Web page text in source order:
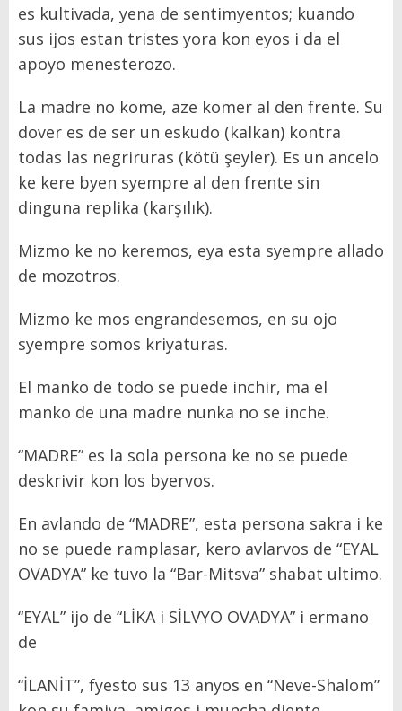
es kultivada, yena de sentimyentos; kuando
sus ijos estan tristes yora kon eyos i da el
apoyo menesterozo.
La madre no kome, aze komer al den frente. Su
dover es de ser un eskudo (kalkan) kontra
todas las negriruras (kötü şeyler). Es un ancelo
ke kere byen syempre al den frente sin
dinguna replika (karşılık).
Mizmo ke no keremos, eya esta syempre allado
de mozotros.
Mizmo ke mos engrandesemos, en su ojo
syempre somos kriyaturas.
El manko de todo se puede inchir, ma el
manko de una madre nunka no se inche.
“MADRE” es la sola persona ke no se puede
deskrivir kon los byervos.
En avlando de “MADRE”, esta persona sakra i ke
no se puede ramplasar, kero avlarvos de “EYAL
OVADYA” ke tuvo la “Bar-Mitsva” shabat ultimo.
“EYAL” ijo de “LİKA i SİLVYO OVADYA” i ermano
de
“İLANİT”, fyesto sus 13 anyos en “Neve-Shalom”